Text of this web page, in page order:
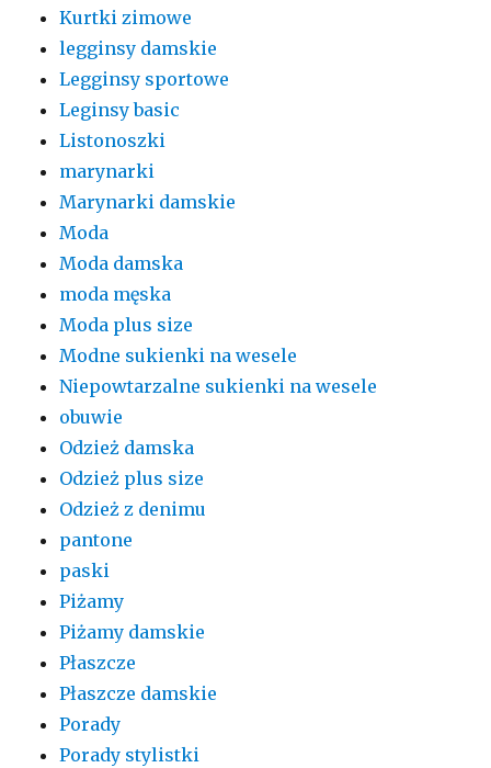
Kurtki zimowe
legginsy damskie
Legginsy sportowe
Leginsy basic
Listonoszki
marynarki
Marynarki damskie
Moda
Moda damska
moda męska
Moda plus size
Modne sukienki na wesele
Niepowtarzalne sukienki na wesele
obuwie
Odzież damska
Odzież plus size
Odzież z denimu
pantone
paski
Piżamy
Piżamy damskie
Płaszcze
Płaszcze damskie
Porady
Porady stylistki